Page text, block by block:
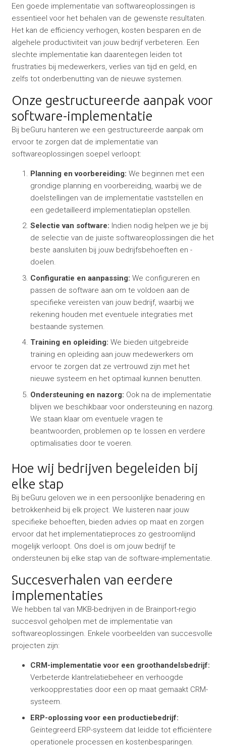
Een goede implementatie van softwareoplossingen is
essentieel voor het behalen van de gewenste resultaten.
Het kan de efficiency verhogen, kosten besparen en de
algehele productiviteit van jouw bedrijf verbeteren. Een
slechte implementatie kan daarentegen leiden tot
frustraties bij medewerkers, verlies van tijd en geld, en
zelfs tot onderbenutting van de nieuwe systemen.
Onze gestructureerde aanpak voor
software-implementatie
Bij beGuru hanteren we een gestructureerde aanpak om
ervoor te zorgen dat de implementatie van
softwareoplossingen soepel verloopt:
Planning en voorbereiding: We beginnen met een
grondige planning en voorbereiding, waarbij we de
doelstellingen van de implementatie vaststellen en
een gedetailleerd implementatieplan opstellen.
Selectie van software: Indien nodig helpen we je bij
de selectie van de juiste softwareoplossingen die het
beste aansluiten bij jouw bedrijfsbehoeften en -
doelen.
Configuratie en aanpassing: We configureren en
passen de software aan om te voldoen aan de
specifieke vereisten van jouw bedrijf, waarbij we
rekening houden met eventuele integraties met
bestaande systemen.
Training en opleiding: We bieden uitgebreide
training en opleiding aan jouw medewerkers om
ervoor te zorgen dat ze vertrouwd zijn met het
nieuwe systeem en het optimaal kunnen benutten.
Ondersteuning en nazorg: Ook na de implementatie
blijven we beschikbaar voor ondersteuning en nazorg.
We staan klaar om eventuele vragen te
beantwoorden, problemen op te lossen en verdere
optimalisaties door te voeren.
Hoe wij bedrijven begeleiden bij
elke stap
Bij beGuru geloven we in een persoonlijke benadering en
betrokkenheid bij elk project. We luisteren naar jouw
specifieke behoeften, bieden advies op maat en zorgen
ervoor dat het implementatieproces zo gestroomlijnd
mogelijk verloopt. Ons doel is om jouw bedrijf te
ondersteunen bij elke stap van de software-implementatie.
Succesverhalen van eerdere
implementaties
We hebben tal van MKB-bedrijven in de Brainport-regio
succesvol geholpen met de implementatie van
softwareoplossingen. Enkele voorbeelden van succesvolle
projecten zijn:
CRM-implementatie voor een groothandelsbedrijf:
Verbeterde klantrelatiebeheer en verhoogde
verkoopprestaties door een op maat gemaakt CRM-
systeem.
ERP-oplossing voor een productiebedrijf:
Geïntegreerd ERP-systeem dat leidde tot efficiëntere
operationele processen en kostenbesparingen.